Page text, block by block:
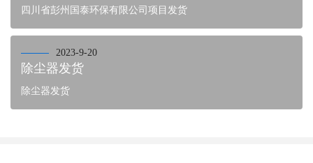
四川省彭州国泰环保有限公司项目发货
2023-9-20
除尘器发货
除尘器发货